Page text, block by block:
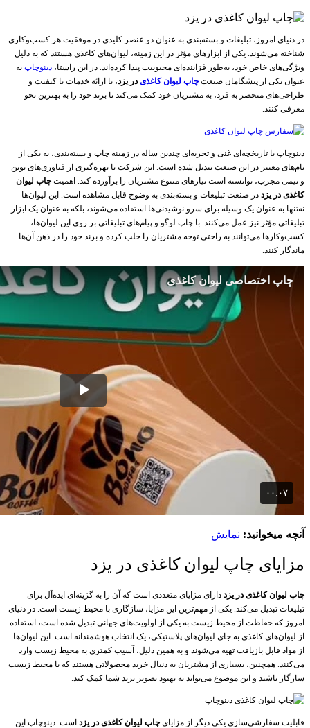
در دنیای امروز، تبلیغات و بسته‌بندی به عنوان دو عنصر کلیدی در موفقیت هر کسب‌وکاری
شناخته می‌شوند. یکی از ابزارهای مؤثر در این زمینه، لیوان‌های کاغذی هستند که به دلیل
ویژگی‌های خاص خود، به‌طور فزاینده‌ای محبوبیت پیدا کرده‌اند. در این راستا، دینوچاپ به
عنوان یکی از پیشگامان صنعت چاپ لیوان کاغذیدر یزد، با ارائه خدمات با کیفیت و
طراحی‌های منحصر به فرد، به مشتریان خود کمک می‌کند تا برند خود را به بهترین نحو
معرفی کنند.
دینوچاپ با تاریخچه‌ای غنی و تجربه‌ای چندین ساله در زمینه چاپ و بسته‌بندی، به یکی از
نام‌های معتبر در این صنعت تبدیل شده است. این شرکت با بهره‌گیری از فناوری‌های نوین
و تیمی مجرب، توانسته است نیازهای متنوع مشتریان را برآورده کند. اهمیت چاپ لیوان
کاغذی در یزد در صنعت تبلیغات و بسته‌بندی به وضوح قابل مشاهده است. این لیوان‌ها
نه‌تنها به عنوان یک وسیله برای سرو نوشیدنی‌ها استفاده می‌شوند، بلکه به عنوان یک ابزار
تبلیغاتی مؤثر نیز عمل می‌کنند. با چاپ لوگو و پیام‌های تبلیغاتی بر روی این لیوان‌ها،
کسب‌وکارها می‌توانند به راحتی توجه مشتریان را جلب کرده و برند خود را در ذهن آن‌ها
ماندگار کنند.
آنچه میخوانید: نمایش
مزایای چاپ لیوان کاغذی در یزد
چاپ لیوان کاغذی در یزد دارای مزایای متعددی است که آن را به گزینه‌ای ایده‌آل برای
تبلیغات تبدیل می‌کند. یکی از مهم‌ترین این مزایا، سازگاری با محیط زیست است. در دنیای
امروز که حفاظت از محیط زیست به یکی از اولویت‌های جهانی تبدیل شده است، استفاده
از لیوان‌های کاغذی به جای لیوان‌های پلاستیکی، یک انتخاب هوشمندانه است. این لیوان‌ها
از مواد قابل بازیافت تهیه می‌شوند و به همین دلیل، آسیب کمتری به محیط زیست وارد
می‌کنند. همچنین، بسیاری از مشتریان به دنبال خرید محصولاتی هستند که با محیط زیست
سازگار باشند و این موضوع می‌تواند به بهبود تصویر برند شما کمک کند.
قابلیت سفارشی‌سازی یکی دیگر از مزایای چاپ لیوان کاغذی در یزد است. دینوچاپ این